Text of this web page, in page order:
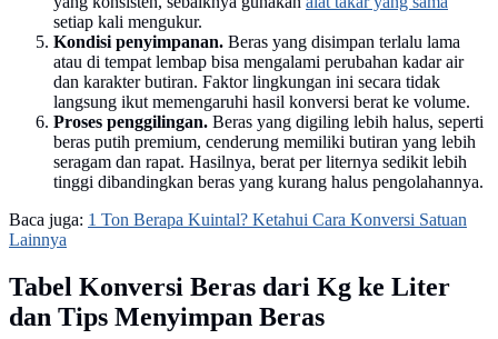
setiap kali mengukur.
Kondisi penyimpanan. Beras yang disimpan terlalu lama
atau di tempat lembap bisa mengalami perubahan kadar air
dan karakter butiran. Faktor lingkungan ini secara tidak
langsung ikut memengaruhi hasil konversi berat ke volume.
Proses penggilingan. Beras yang digiling lebih halus, seperti
beras putih premium, cenderung memiliki butiran yang lebih
seragam dan rapat. Hasilnya, berat per liternya sedikit lebih
tinggi dibandingkan beras yang kurang halus pengolahannya.
Baca juga: 1 Ton Berapa Kuintal? Ketahui Cara Konversi Satuan
Lainnya
Tabel Konversi Beras dari Kg ke Liter
dan Tips Menyimpan Beras